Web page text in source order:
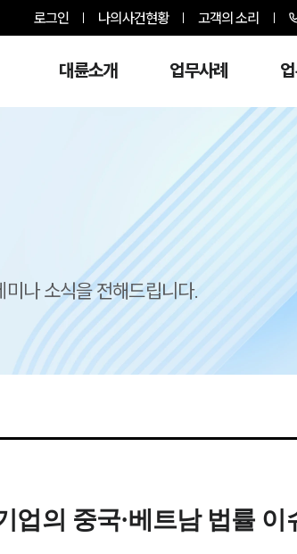
로그인 나의사건현황 고객의 소리
대륜소개 업무사례
나 소식을 전해드립니다.
업의 중국·베트남 법률 이